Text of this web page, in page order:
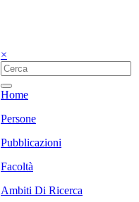
×
Home
Persone
Pubblicazioni
Facoltà
Ambiti Di Ricerca